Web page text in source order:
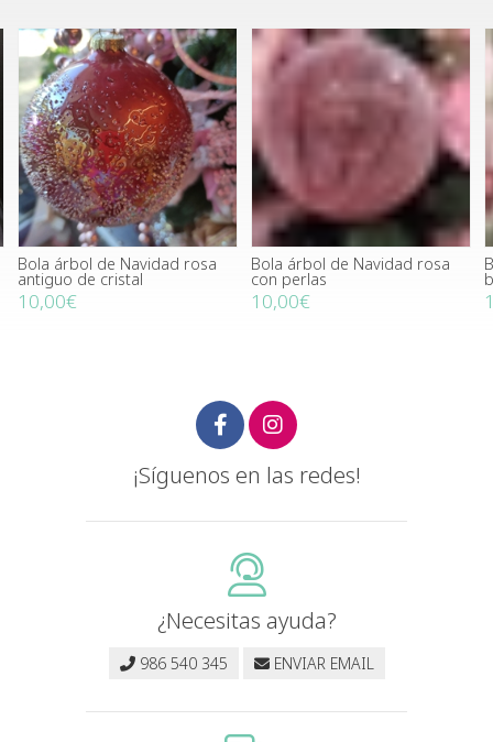
Bola árbol de Navidad rosa
antiguo de cristal
10,00€
Bola árbol de Navidad rosa
con perlas
10,00€
¡Síguenos en las redes!
¿Necesitas ayuda?
986 540 345 ENVIAR EMAIL